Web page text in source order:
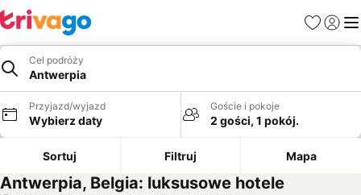
Ulubione
Cel podróży
Antwerpia
Przyjazd/wyjazd
Wybierz daty
Goście i pokoje
2 gości, 1 pokój.
Sortuj Filtruj Mapa
Antwerpia, Belgia: luksusowe hotele